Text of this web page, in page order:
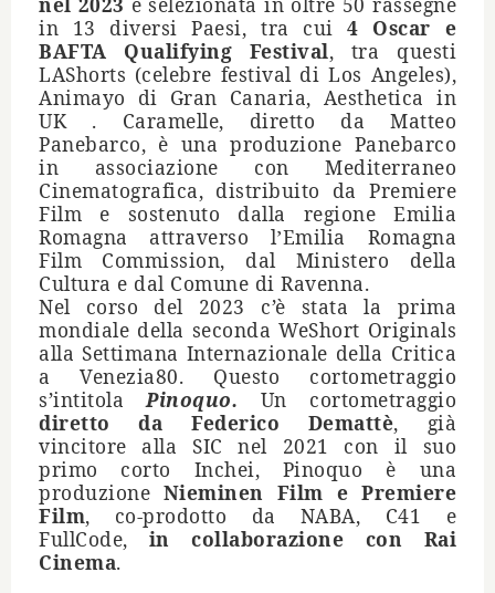
in 13 diversi Paesi, tra cui4 Oscar e
BAFTA Qualifying Festival, tra questi
LAShorts (celebre festival di Los Angeles),
Animayo di Gran Canaria, Aesthetica in
UK . Caramelle, diretto da Matteo
Panebarco, è una produzione Panebarco
in associazione con Mediterraneo
Cinematografica, distribuito da Premiere
Film e sostenuto dalla regione Emilia
Romagna attraverso l’Emilia Romagna
Film Commission, dal Ministero della
Cultura e dal Comune di Ravenna.
Nel corso del 2023 c’è stata la prima
mondiale della seconda WeShort Originals
alla Settimana Internazionale della Critica
a Venezia80. Questo cortometraggio
s’intitola Pinoquo. Un cortometraggio
diretto da Federico Demattè, già
vincitore alla SIC nel 2021 con il suo
primo corto Inchei, Pinoquo è una
produzione Nieminen Film e Premiere
Film, co-prodotto da NABA, C41 e
FullCode, in collaborazione con Rai
Cinema.